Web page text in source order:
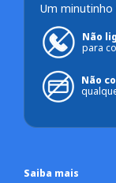
Saiba mais
Um
Não
para
Não